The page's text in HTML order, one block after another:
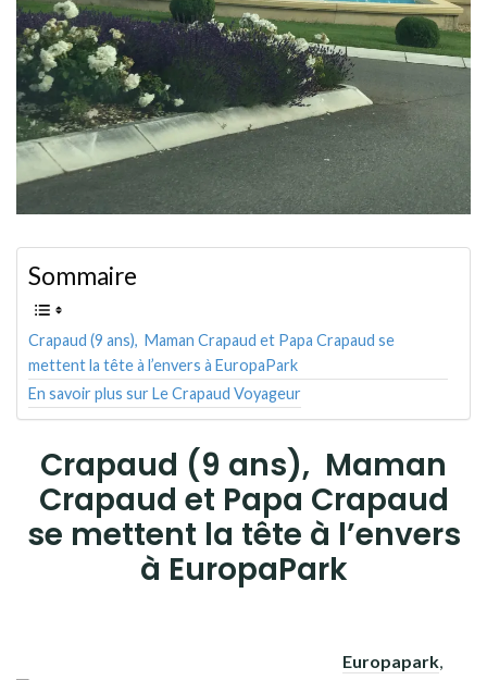
Sommaire
Crapaud (9 ans), Maman Crapaud et Papa Crapaud se
mettent la tête à l’envers à EuropaPark
En savoir plus sur Le Crapaud Voyageur
Crapaud (9 ans), Maman
Crapaud et Papa Crapaud
se mettent la tête à l’envers
à EuropaPark
Europapark,